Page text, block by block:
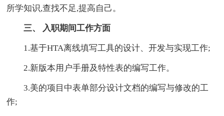
所学知识,查找不足,提高自己。
三、 入职期间工作方面
1.基于HTA离线填写工具的设计、开发与实现工作;
2.新版本用户手册及特性表的编写工作。
3.美的项目中表单部分设计文档的编写与修改的工
作;